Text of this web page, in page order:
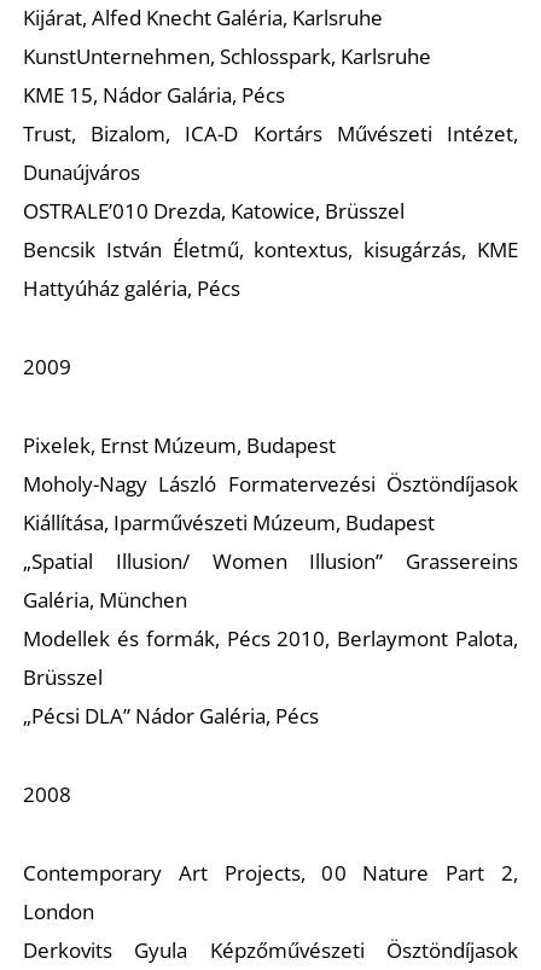
Kijárat, Alfed Knecht Galéria, Karlsruhe
KunstUnternehmen, Schlosspark, Karlsruhe
KME 15, Nádor Galária, Pécs
Trust, Bizalom, ICA-D Kortárs Művészeti Intézet,
Dunaújváros
OSTRALE’010 Drezda, Katowice, Brüsszel
Bencsik István Életmű, kontextus, kisugárzás, KME
Hattyúház galéria, Pécs
2009
Pixelek, Ernst Múzeum, Budapest
Moholy-Nagy László Formatervezési Ösztöndíjasok
Kiállítása, Iparművészeti Múzeum, Budapest
„Spatial Illusion/ Women Illusion” Grassereins
Galéria, München
Modellek és formák, Pécs 2010, Berlaymont Palota,
Brüsszel
„Pécsi DLA” Nádor Galéria, Pécs
2008
Contemporary Art Projects, 00 Nature Part 2,
London
Derkovits Gyula Képzőművészeti Ösztöndíjasok